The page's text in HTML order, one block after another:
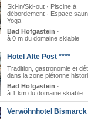
Ski-in/Ski-out · Piscine à
débordement · Espace
Yoga
Bad Hofgastein ·
à 0 m du domaine skiable
Hotel Alte Post ****
Tradition, gastronomie et
dans la zone piétonne
Bad Hofgastein ·
à 1 km du domaine skiable
Verwöhnhotel Bismarck